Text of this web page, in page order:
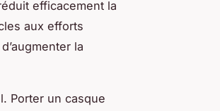
efficacement la
aux efforts
la
Porter un casque